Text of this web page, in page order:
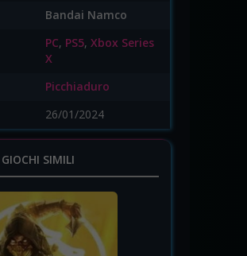
Bandai Namco
PC, PS5, Xbox Series
X
Picchiaduro
26/01/2024
GIOCHI SIMILI